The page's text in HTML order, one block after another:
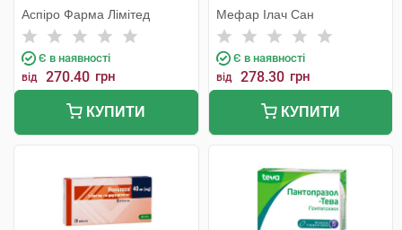
Аспіро Фарма Лімітед
Є в наявності
від 270.40 грн
КУПИТИ
Мефар Ілач Сан
Є в наявності
від 278.30 грн
КУПИТИ